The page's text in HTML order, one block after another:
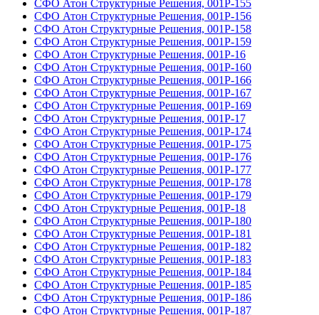
СФО Атон Структурные Решения, 001Р-155
СФО Атон Структурные Решения, 001Р-156
СФО Атон Структурные Решения, 001Р-158
СФО Атон Структурные Решения, 001Р-159
СФО Атон Структурные Решения, 001Р-16
СФО Атон Структурные Решения, 001Р-160
СФО Атон Структурные Решения, 001Р-166
СФО Атон Структурные Решения, 001Р-167
СФО Атон Структурные Решения, 001Р-169
СФО Атон Структурные Решения, 001Р-17
СФО Атон Структурные Решения, 001Р-174
СФО Атон Структурные Решения, 001Р-175
СФО Атон Структурные Решения, 001Р-176
СФО Атон Структурные Решения, 001Р-177
СФО Атон Структурные Решения, 001Р-178
СФО Атон Структурные Решения, 001Р-179
СФО Атон Структурные Решения, 001Р-18
СФО Атон Структурные Решения, 001Р-180
СФО Атон Структурные Решения, 001Р-181
СФО Атон Структурные Решения, 001Р-182
СФО Атон Структурные Решения, 001Р-183
СФО Атон Структурные Решения, 001Р-184
СФО Атон Структурные Решения, 001Р-185
СФО Атон Структурные Решения, 001Р-186
СФО Атон Структурные Решения, 001Р-187